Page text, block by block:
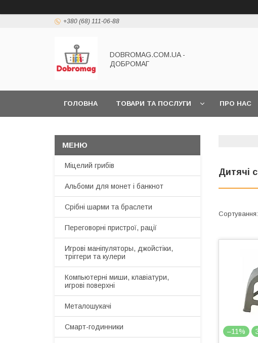
+380 (68) 111-06-88
DOBROMAG.COM.UA -
ДОБРОМАГ
ГОЛОВНА ТОВАРИ ТА ПОСЛУГИ ПРО НАС
Дитячі
–11%
Міцелий грибів
Альбоми для монет і банкнот
Срібні шарми та браслети
Переговорні пристрої, рації
Игрові маніпуляторы, джойстіки,
тріггери та кулери
Компьютерні миши, клавіатури,
игрові поверхні
Металошукачі
Смарт-годинники